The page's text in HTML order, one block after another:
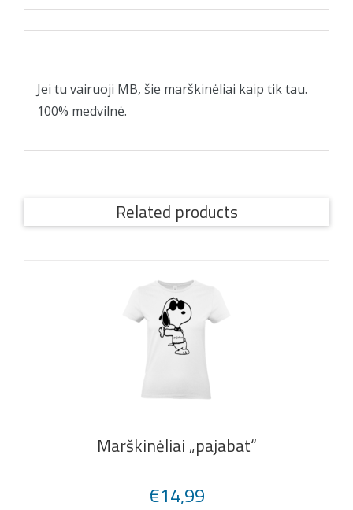
Jei tu vairuoji MB, šie marškinėliai kaip tik tau.
100% medvilnė.
Related products
Marškinėliai „pajabat“
€14,99